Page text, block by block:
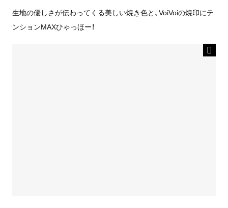
生地の優しさが伝わってくる美しい焼き色と、VoiVoiの焼印にテ
ンションMAXひゃっほー！